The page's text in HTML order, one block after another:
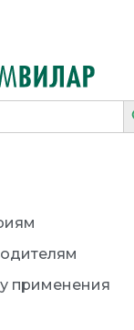
применения